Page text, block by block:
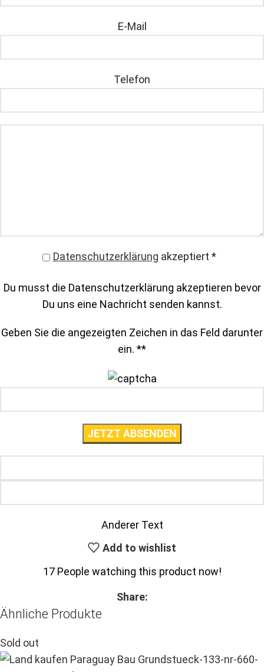
E-Mail
Telefon
Datenschutzerklärung akzeptiert *
Du musst die Datenschutzerklärung akzeptieren bevor
Du uns eine Nachricht senden kannst.
Geben Sie die angezeigten Zeichen in das Feld darunter
ein. **
Anderer Text
Add to wishlist
17 People watching this product now!
Share:
Ähnliche Produkte
Sold out